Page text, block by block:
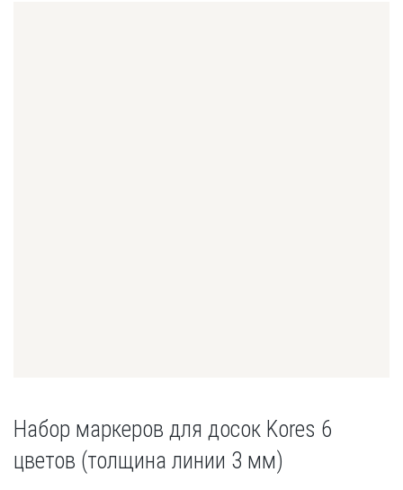
Набор маркеров для досок Kores 6
цветов (толщина линии 3 мм)